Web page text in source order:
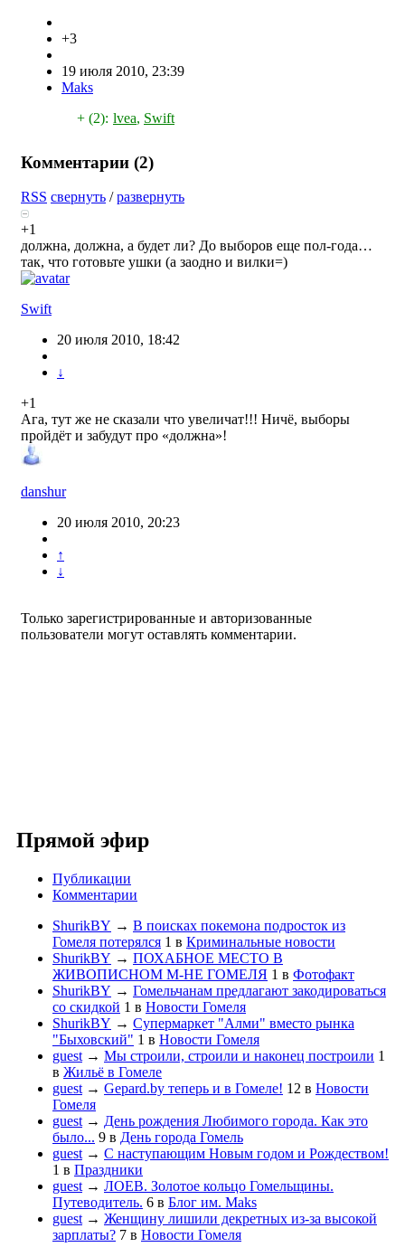
+3
19 июля 2010, 23:39
Maks
+ (2): lvea, Swift
Комментарии (2)
RSS свернуть /развернуть
+1
должна, должна, а будет ли? До выборов еще пол-года…
так, что готовьте ушки (а заодно и вилки=)
Swift
20 июля 2010, 18:42
↓
+1
Ага, тут же не сказали что увеличат!!! Ничё, выборы
пройдёт и забудут про «должна»!
danshur
20 июля 2010, 20:23
↑
↓
Только зарегистрированные и авторизованные
пользователи могут оставлять комментарии.
Прямой эфир
Публикации
Комментарии
ShurikBY → В поисках покемона подросток из
Гомеля потерялся 1 в Криминальные новости
ShurikBY → ПОХАБНОЕ МЕСТО В
ЖИВОПИСНОМ М-НЕ ГОМЕЛЯ 1 в Фотофакт
ShurikBY → Гомельчанам предлагают закодироваться
со скидкой 1 в Новости Гомеля
ShurikBY → Супермаркет "Алми" вместо рынка
"Быховский" 1 в Новости Гомеля
guest → Мы строили, строили и наконец построили 1
в Жильё в Гомеле
guest → Gepard.by теперь и в Гомеле! 12 в Новости
Гомеля
guest → День рождения Любимого города. Как это
было... 9 в День города Гомель
guest → С наступающим Новым годом и Рождеством!
1 в Праздники
guest → ЛОЕВ. Золотое кольцо Гомельщины.
Путеводитель. 6 в Блог им. Maks
guest → Женщину лишили декретных из-за высокой
зарплаты? 7 в Новости Гомеля